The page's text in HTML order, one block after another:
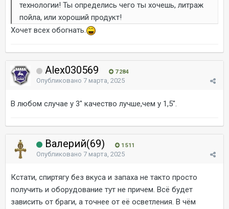
технологии! Ты определись чего ты хочешь, литраж
пойла, или хороший продукт!
Хочет всех обогнать.
Alex030569 7 284
Опубликовано 7 марта, 2025
В любом случае у 3" качество лучше,чем у 1,5".
Валерий(69) 1 511
Опубликовано 7 марта, 2025
Кстати, спиртягу без вкуса и запаха не такто просто
получить и оборудование тут не причем. Всё будет
зависить от браги, а точнее от её осветления. В чём